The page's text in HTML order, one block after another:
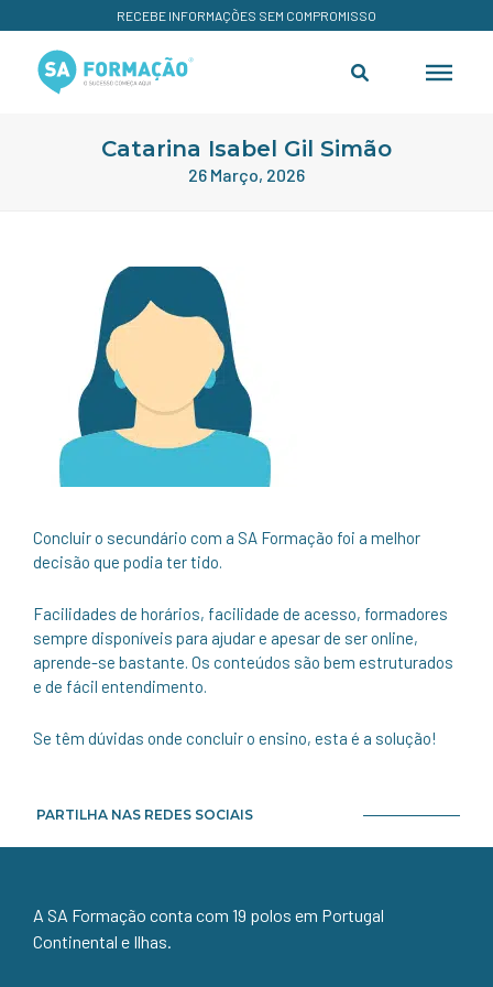
RECEBE INFORMAÇÕES SEM COMPROMISSO
Catarina Isabel Gil Simão
26 Março, 2026
Concluir o secundário com a SA Formação foi a melhor
decisão que podia ter tido.
Facilidades de horários, facilidade de acesso, formadores
sempre disponíveis para ajudar e apesar de ser online,
aprende-se bastante. Os conteúdos são bem estruturados
e de fácil entendimento.
Se têm dúvidas onde concluir o ensino, esta é a solução!
PARTILHA NAS REDES SOCIAIS
A SA Formação conta com 19 polos em Portugal
Continental e Ilhas.